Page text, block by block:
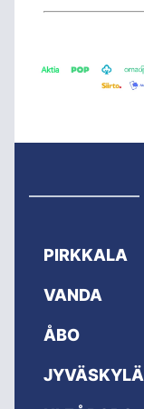
PIRKKALA
VANDA
ÅBO
JYVÄSKYLÄ